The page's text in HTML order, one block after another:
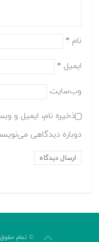
نام *
ایمیل *
وب‌سایت
ذخیره نام، ایمیل و
دوباره دیدگاهی
© تمام